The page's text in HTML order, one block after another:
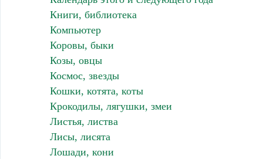
Книги, библиотека
Компьютер
Коровы, быки
Козы, овцы
Космос, звезды
Кошки, котята, коты
Крокодилы, лягушки, змеи
Листья, листва
Лисы, лисята
Лошади, кони